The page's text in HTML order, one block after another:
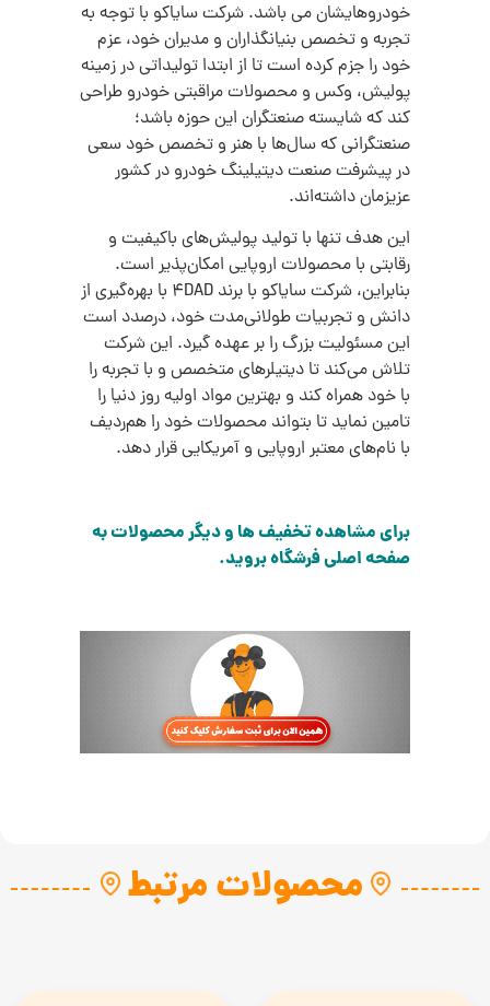
خودروهایشان می باشد. شرکت سایاکو با توجه به
تجربه و تخصص بنیانگذاران و مدیران خود، عزم
خود را جزم کرده است تا از ابتدا تولیداتی در زمینه
پولیش، وکس و محصولات مراقبتی خودرو طراحی
کند که شایسته صنعتگران این حوزه باشد؛
صنعتگرانی که سال‌ها با هنر و تخصص خود سعی
در پیشرفت صنعت دیتیلینگ خودرو در کشور
عزیزمان داشته‌اند.
این هدف تنها با تولید پولیش‌های باکیفیت و
رقابتی با محصولات اروپایی امکان‌پذیر است.
بنابراین، شرکت سایاکو با برند 4DAD با بهره‌گیری از
دانش و تجربیات طولانی‌مدت خود، درصدد است
این مسئولیت بزرگ را بر عهده گیرد. این شرکت
تلاش می‌کند تا دیتیلرهای متخصص و با تجربه را
با خود همراه کند و بهترین مواد اولیه روز دنیا را
تامین نماید تا بتواند محصولات خود را هم‌ردیف
با نام‌های معتبر اروپایی و آمریکایی قرار دهد.
برای مشاهده تخفیف ها و دیگر محصولات به
صفحه اصلی فرشگاه بروید.
محصولات مرتبط